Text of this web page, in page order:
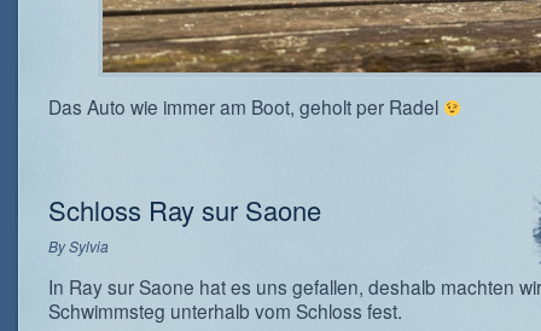
Das Auto wie immer am Boot, geholt per Radel
Schloss Ray sur Saone
BySylvia
In Ray sur Saone hat es uns gefallen, deshalb machten
Schwimmsteg unterhalb vom Schloss fest.